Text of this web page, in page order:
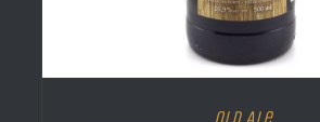
Old Ale